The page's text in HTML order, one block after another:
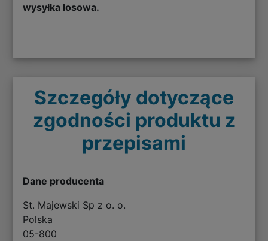
wysyłka losowa.
Szczegóły dotyczące
zgodności produktu z
przepisami
Dane producenta
St. Majewski Sp z o. o.
Polska
05-800